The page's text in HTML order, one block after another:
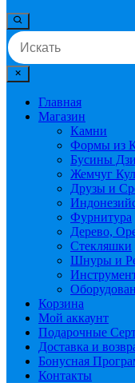
Главная
Магазин
Камни
Формы из
Бусины Дзи
Жемчуг
Друзы и
Фурнитура
Дерево,
Стекляшки
Шнуры и
Корзина
Мой аккаунт
Подарочные
Доставка и
Бонусная
Контакты